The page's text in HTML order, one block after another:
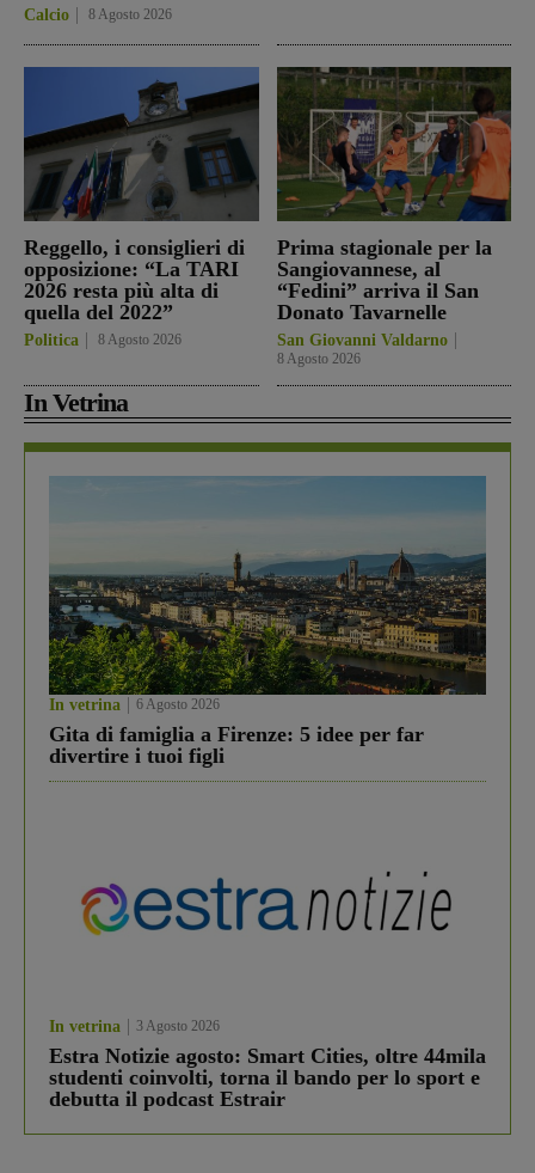
Calcio 8 Agosto 2026
Reggello, i consiglieri di
opposizione: “La TARI
2026 resta più alta di
quella del 2022”
Politica 8 Agosto 2026
Prima stagionale per la
Sangiovannese, al
“Fedini” arriva il San
Donato Tavarnelle
San Giovanni Valdarno
8 Agosto 2026
In Vetrina
In vetrina 6 Agosto 2026
Gita di famiglia a Firenze: 5 idee per far
divertire i tuoi figli
In vetrina 3 Agosto 2026
Estra Notizie agosto: Smart Cities, oltre 44mila
studenti coinvolti, torna il bando per lo sport e
debutta il podcast Estrair